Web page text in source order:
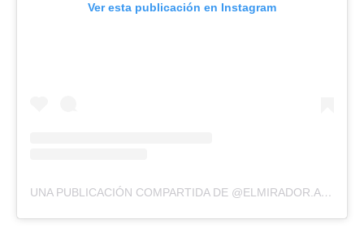
Ver esta publicación en Instagram
UNA PUBLICACIÓN COMPARTIDA DE @ELMIRADOR.ALTAGRACIA